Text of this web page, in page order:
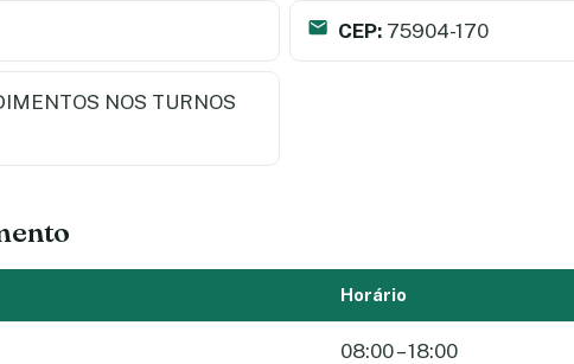
CEP: 75904-170
NOS TURNOS
Horário
08:00 – 18:00